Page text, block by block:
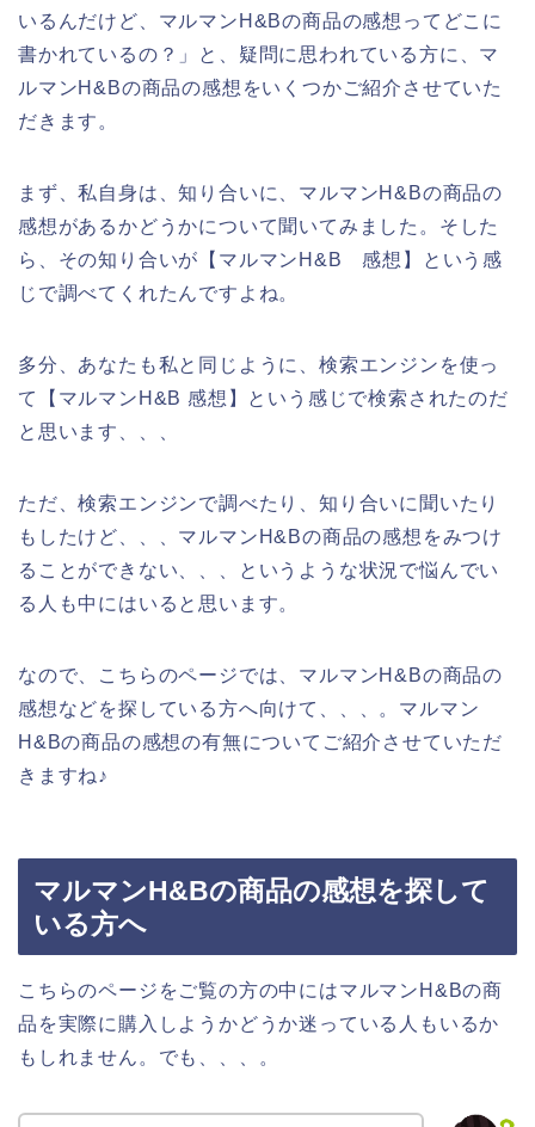
いるんだけど、マルマンH&Bの商品の感想ってどこに
書かれているの？」と、疑問に思われている方に、マ
ルマンH&Bの商品の感想をいくつかご紹介させていた
だきます。
まず、私自身は、知り合いに、マルマンH&Bの商品の
感想があるかどうかについて聞いてみました。そした
ら、その知り合いが【マルマンH&B 感想】という感
じで調べてくれたんですよね。
多分、あなたも私と同じように、検索エンジンを使っ
て【マルマンH&B 感想】という感じで検索されたのだ
と思います、、、
ただ、検索エンジンで調べたり、知り合いに聞いたり
もしたけど、、、マルマンH&Bの商品の感想をみつけ
ることができない、、、というような状況で悩んでい
る人も中にはいると思います。
なので、こちらのページでは、マルマンH&Bの商品の
感想などを探している方へ向けて、、、。マルマン
H&Bの商品の感想の有無についてご紹介させていただ
きますね♪
マルマンH&Bの商品の感想を探して
いる方へ
こちらのページをご覧の方の中にはマルマンH&Bの商
品を実際に購入しようかどうか迷っている人もいるか
もしれません。でも、、、。